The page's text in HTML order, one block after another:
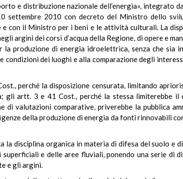
e distribuzione nazionale dell’energia», integrato
settembre 2010 con decreto del Ministro dello
con il Ministro per i beni e le attività culturali. La
argini dei corsi d’acqua della Regione, di opere e
produzione di energia idroelettrica, senza che sia
dei luoghi e alla comparazione degli
perché la disposizione censurata, limitando
gli artt. 3 e 41 Cost., perché la stessa limiterebbe
valutazioni comparative, priverebbe la pubblica
della produzione di energia da fonti rinnovabili
la disciplina organica in materia di difesa del suolo e
e delle aree fluviali, ponendo una serie di
e gli argini.